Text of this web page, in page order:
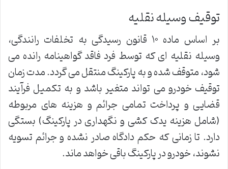
توقیف وسیله نقلیه
بر اساس ماده ۱۰ قانون رسیدگی به تخلفات رانندگی،
وسیله نقلیه ای که توسط فرد فاقد گواهینامه رانده می
شود، متوقف شده و به پارکینگ منتقل می گردد. مدت زمان
توقیف خودرو می تواند متغیر باشد و به تکمیل فرآیند
قضایی و پرداخت تمامی جرائم و هزینه های مربوطه
(شامل هزینه یدک کشی و نگهداری در پارکینگ) بستگی
دارد. تا زمانی که حکم دادگاه صادر نشده و جرائم تسویه
نشوند، خودرو در پارکینگ باقی خواهد ماند.